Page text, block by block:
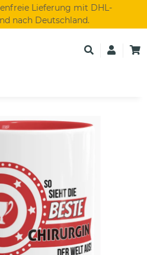
Lieferung mit DHL-
nach Deutschland.